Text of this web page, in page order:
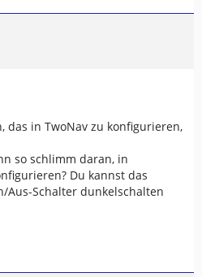
das in TwoNav zu konfigurieren,
so schlimm daran, in
Du kannst das
Aus-Schalter dunkelschalten